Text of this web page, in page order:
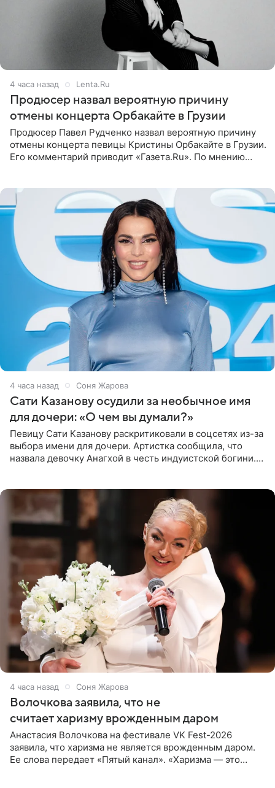
4 часа назад Lenta.Ru
Продюсер назвал вероятную причину
отмены концерта Орбакайте в Грузии
Продюсер Павел Рудченко назвал вероятную причину
отмены концерта певицы Кристины Орбакайте в Грузии.
Его комментарий приводит «Газета.Ru». По мнению
4 часа назад Соня Жарова
Сати Казанову осудили за необычное имя
для дочери: «О чем вы думали?»
Певицу Сати Казанову раскритиковали в соцсетях из-за
выбора имени для дочери. Артистка сообщила, что
назвала девочку Анагхой в честь индуистской богини.
4 часа назад Соня Жарова
Волочкова заявила, что не
считает харизму врожденным даром
Анастасия Волочкова на фестивале VK Fest-2026
заявила, что харизма не является врожденным даром.
Ее слова передает «Пятый канал». «Харизма — это